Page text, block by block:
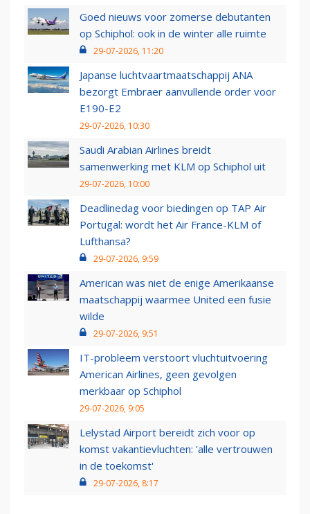
Goed nieuws voor zomerse debutanten
op Schiphol: ook in de winter alle ruimte
29-07-2026, 11:20
Japanse luchtvaartmaatschappij ANA
bezorgt Embraer aanvullende order voor
E190-E2
29-07-2026, 10:30
Saudi Arabian Airlines breidt
samenwerking met KLM op Schiphol uit
29-07-2026, 10:00
Deadlinedag voor biedingen op TAP Air
Portugal: wordt het Air France-KLM of
Lufthansa?
29-07-2026, 9:59
American was niet de enige Amerikaanse
maatschappij waarmee United een fusie
wilde
29-07-2026, 9:51
IT-probleem verstoort vluchtuitvoering
American Airlines, geen gevolgen
merkbaar op Schiphol
29-07-2026, 9:05
Lelystad Airport bereidt zich voor op
komst vakantievluchten: 'alle vertrouwen
in de toekomst'
29-07-2026, 8:17